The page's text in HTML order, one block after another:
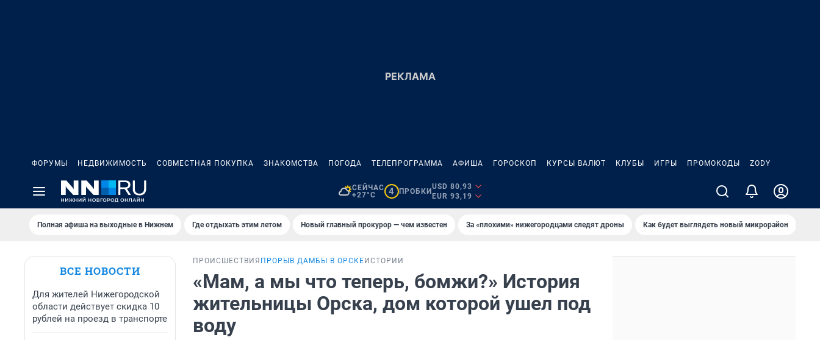
ФОРУМЫ НЕДВИЖИМОСТЬ СОВМЕСТНАЯ ПОКУПКА ЗНАКОМСТВА ПОГОДА ТЕЛЕПРОГРАММА АФИША ГОРОСКОП КУРСЫ ВАЛЮТ КЛУБЫ ИГРЫ ПРОМОКОДЫ ZODY
СЕЙЧАС
+27°C
4 ПРОБКИ
USD 80,93
EUR 93,19
Полная афиша на выходные в Нижнем Где отдыхать этим летом Новый главный прокурор — чем известен За «плохими» нижегородцами следят дроны Как будет выглядеть новый микрорайон
ВСЕ НОВОСТИ
Для жителей Нижегородской
области действует скидка 10
рублей на проезд в транспорте
ПРОИСШЕСТВИЯ ПРОРЫВ ДАМБЫ В ОРСКЕ ИСТОРИИ
«Мам, а мы что теперь, бомжи?» История
жительницы Орска, дом которой ушел под
воду